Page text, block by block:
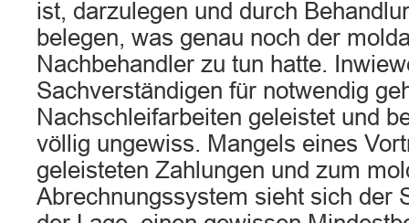
ist, darzulegen und durch
belegen, was genau noch der
Nachbehandler zu tun hatte.
Sachverständigen für notwendig
Nachschleifarbeiten geleistet und
völlig ungewiss. Mangels eines
geleisteten Zahlungen und zum
Abrechnungssystem sieht sich der